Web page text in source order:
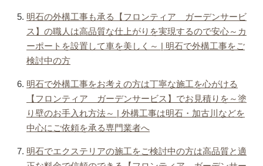
明石の外構工事も承る【フロンティア ガーデンサービ
ス】の職人は高品質な仕上がりを実現するので安心～カ
ーポートを設置して車を美しく～ | 明石で外構工事をご
検討中の方
明石で外構工事をお考えの方は丁寧な施工を心がける
【フロンティア ガーデンサービス】でお見積りを～塗
り壁のお手入れ方法～ | 外構工事は明石・加古川などを
中心にご依頼を承る専門業者へ
明石でエクステリアの施工をご検討中の方は高品質と適